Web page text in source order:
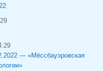
— «Мёссбауэровская